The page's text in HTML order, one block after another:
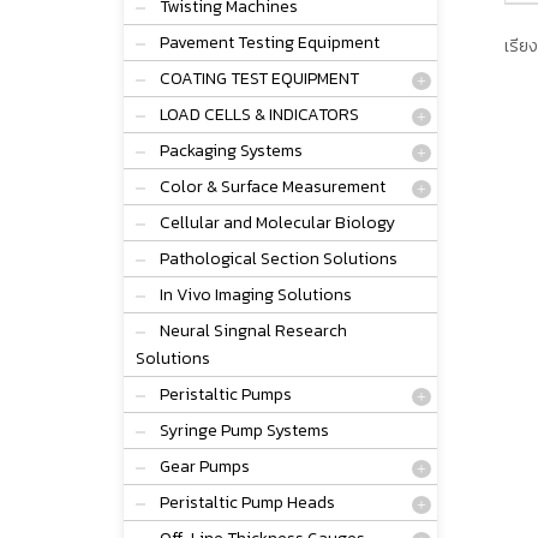
Twisting Machines
Pavement Testing Equipment
COATING TEST EQUIPMENT
LOAD CELLS & INDICATORS
Packaging Systems
Color & Surface Measurement
Cellular and Molecular Biology
Pathological Section Solutions
In Vivo Imaging Solutions
Neural Singnal Research
Solutions
Peristaltic Pumps
Syringe Pump Systems
Gear Pumps
Peristaltic Pump Heads
เรีย